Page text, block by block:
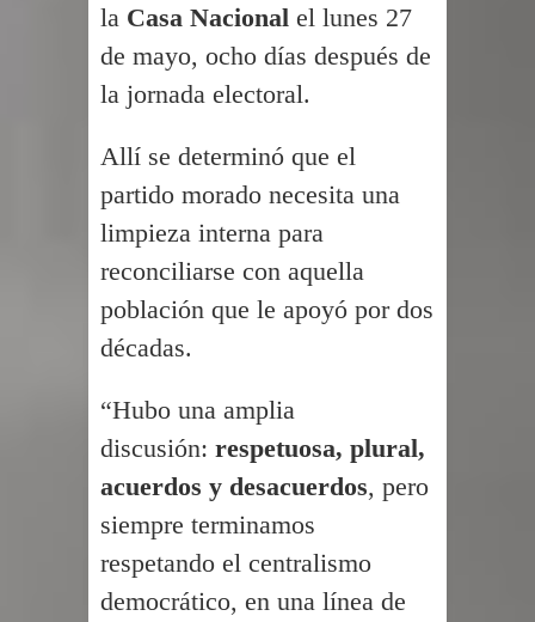
la Casa Nacional el lunes 27
de mayo, ocho días después de
la jornada electoral.
Allí se determinó que el
partido morado necesita una
limpieza interna para
reconciliarse con aquella
población que le apoyó por dos
décadas.
“Hubo una amplia
discusión: respetuosa, plural,
acuerdos y desacuerdos, pero
siempre terminamos
respetando el centralismo
democrático, en una línea de